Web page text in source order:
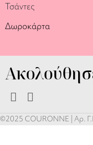
Τσάντες
Δωροκάρτα
©2025 COURONNE | Αρ.